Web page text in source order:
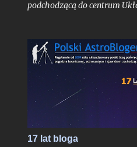
podchodzącą do centrum
odkrycia był bardzo jasny
mag.
17 lat bloga